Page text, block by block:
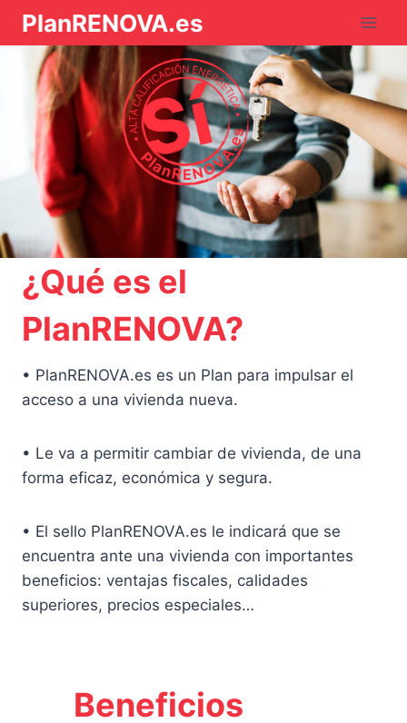
Saltar
contenido
PlanRENOVA.es
¿Qué es el
PlanRENOVA?
• PlanRENOVA.es es un Plan para impulsar el
acceso a una vivienda nueva.
• Le va a permitir cambiar de vivienda, de una
forma eficaz, económica y segura.
• El sello PlanRENOVA.es le indicará que se
encuentra ante una vivienda con importantes
beneficios: ventajas fiscales, calidades
superiores, precios especiales…
Beneficios